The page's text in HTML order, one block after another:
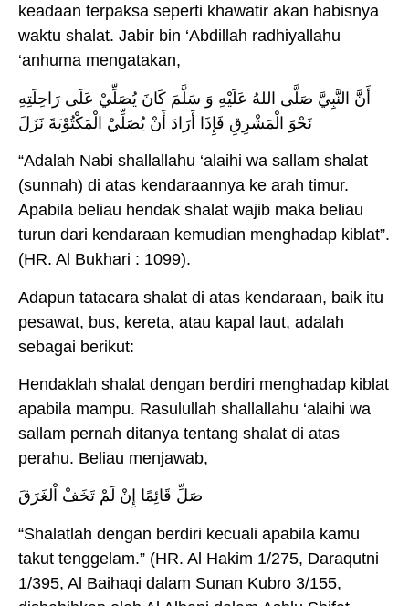
keadaan terpaksa seperti khawatir akan habisnya
waktu shalat. Jabir bin ‘Abdillah radhiyallahu
‘anhuma mengatakan,
أَنَّ النَّبِيَّ صَلَّى اللهُ عَلَيْهِ وَ سَلَّمَ كَانَ يُصَلِّيْ عَلَى رَاحِلَتِهِ
نَحْوَ الْمَشْرِقِ فَإِذَا أَرَادَ أَنْ يُصَلِّيْ الْمَكْتُوْبَةَ نَزَلَ
“Adalah Nabi shallallahu ‘alaihi wa sallam shalat
(sunnah) di atas kendaraannya ke arah timur.
Apabila beliau hendak shalat wajib maka beliau
turun dari kendaraan kemudian menghadap kiblat”.
(HR. Al Bukhari : 1099).
Adapun tatacara shalat di atas kendaraan, baik itu
pesawat, bus, kereta, atau kapal laut, adalah
sebagai berikut:
Hendaklah shalat dengan berdiri menghadap kiblat
apabila mampu. Rasulullah shallallahu ‘alaihi wa
sallam pernah ditanya tentang shalat di atas
perahu. Beliau menjawab,
صَلِّ قَائِمًا إِنْ لَمْ تَخَفْ اْلغَرَقَ
“Shalatlah dengan berdiri kecuali apabila kamu
takut tenggelam.” (HR. Al Hakim 1/275, Daraqutni
1/395, Al Baihaqi dalam Sunan Kubro 3/155,